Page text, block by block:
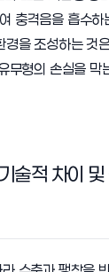
충격음을 흡수
을 조성하는 것
무형의 손실을 막
술적 차이